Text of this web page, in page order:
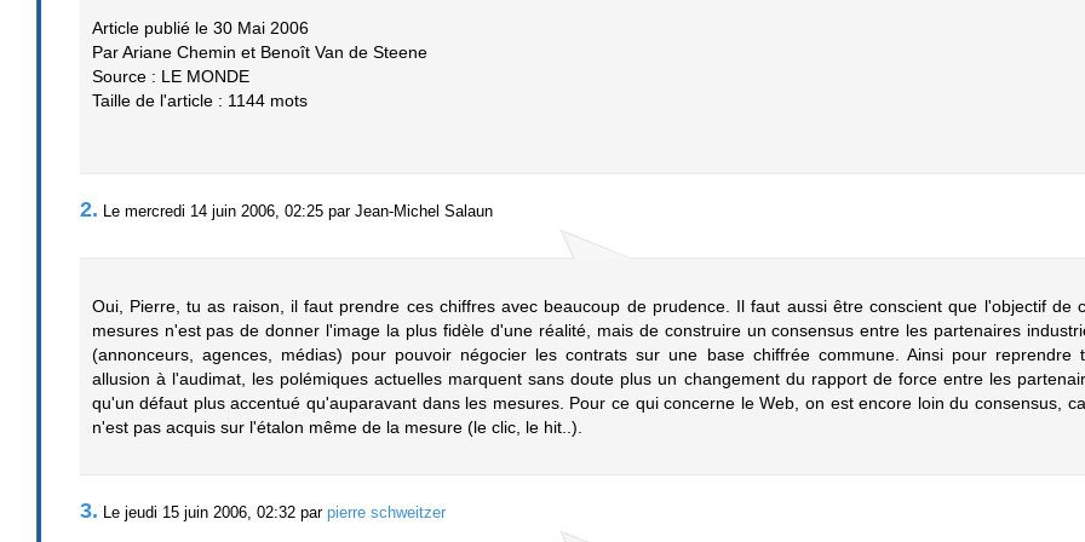
Article publié le 30 Mai 2006
Par Ariane Chemin et Benoît Van de Steene
Source : LE MONDE
Taille de l'article : 1144 mots
2. Le mercredi 14 juin 2006, 02:25 par Jean-Michel Salaun
Oui, Pierre, tu as raison, il faut prendre ces chiffres avec beaucoup de prudence. Il faut aussi être conscient que l'objectif de
mesures n'est pas de donner l'image la plus fidèle d'une réalité, mais de construire un consensus entre les partenaires
(annonceurs, agences, médias) pour pouvoir négocier les contrats sur une base chiffrée commune. Ainsi pour reprendre
allusion à l'audimat, les polémiques actuelles marquent sans doute plus un changement du rapport de force entre les
qu'un défaut plus accentué qu'auparavant dans les mesures. Pour ce qui concerne le Web, on est encore loin du consensus,
n'est pas acquis sur l'étalon même de la mesure (le clic, le hit..).
3. Le jeudi 15 juin 2006, 02:32 par pierre schweitzer